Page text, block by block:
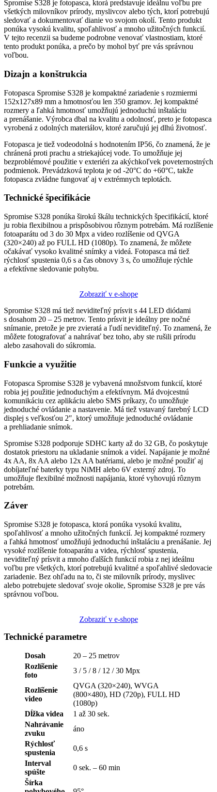
Spromise S328 je fotopasca, ktorá predstavuje ideálnu voľbu pre
všetkých milovníkov prírody, myslivcov alebo tých, ktorí potrebujú
sledovať a dokumentovať dianie vo svojom okolí. Tento produkt
ponúka vysokú kvalitu, spoľahlivosť a mnoho užitočných funkcií.
V tejto recenzii sa budeme podrobne venovať vlastnostiam, ktoré
tento produkt ponúka, a prečo by mohol byť pre vás správnou
voľbou.
Dizajn a konštrukcia
Fotopasca Spromise S328 je kompaktné zariadenie s rozmiermi
152x127x89 mm a hmotnosťou len 350 gramov. Jej kompaktné
rozmery a ľahká hmotnosť umožňujú jednoduchú inštaláciu
a prenášanie. Výrobca dbal na kvalitu a odolnosť, preto je fotopasca
vyrobená z odolných materiálov, ktoré zaručujú jej dlhú životnosť.
Fotopasca je tiež vodeodolná s hodnotením IP56, čo znamená, že je
chránená proti prachu a striekajúcej vode. To umožňuje jej
bezproblémové použitie v exteriéri za akýchkoľvek poveternostných
podmienok. Prevádzková teplota je od -20°C do +60°C, takže
fotopasca zvládne fungovať aj v extrémnych teplotách.
Technické špecifikácie
Spromise S328 ponúka širokú škálu technických špecifikácií, ktoré
ju robia flexibilnou a prispôsobivou rôznym potrebám. Má rozlíšenie
fotoaparátu od 3 do 30 Mpx a video rozlíšenie od QVGA
(320×240) až po FULL HD (1080p). To znamená, že môžete
očakávať vysoko kvalitné snímky a videá. Fotopasca má tiež
rýchlosť spustenia 0,6 s a čas obnovy 3 s, čo umožňuje rýchle
a efektívne sledovanie pohybu.
Zobraziť v e-shope
Spromise S328 má tiež neviditeľný prísvit s 44 LED diódami
s dosahom 20 – 25 metrov. Tento prísvit je ideálny pre nočné
snímanie, pretože je pre zvieratá a ľudí neviditeľný. To znamená, že
môžete fotografovať a nahrávať bez toho, aby ste rušili prírodu
alebo zasahovali do súkromia.
Funkcie a využitie
Fotopasca Spromise S328 je vybavená množstvom funkcií, ktoré
robia jej použitie jednoduchým a efektívnym. Má dvojcestnú
komunikáciu cez aplikáciu alebo SMS príkazy, čo umožňuje
jednoduché ovládanie a nastavenie. Má tiež vstavaný farebný LCD
displej s veľkosťou 2″, ktorý umožňuje jednoduché ovládanie
a prehliadanie snímok.
Spromise S328 podporuje SDHC karty až do 32 GB, čo poskytuje
dostatok priestoru na ukladanie snímok a videí. Napájanie je možné
4x AA, 8x AA alebo 12x AA batériami, alebo je možné použiť aj
dobíjateľné baterky typu NiMH alebo 6V externý zdroj. To
umožňuje flexibilné možnosti napájania, ktoré vyhovujú rôznym
potrebám.
Záver
Spromise S328 je fotopasca, ktorá ponúka vysokú kvalitu,
spoľahlivosť a mnoho užitočných funkcií. Jej kompaktné rozmery
a ľahká hmotnosť umožňujú jednoduchú inštaláciu a prenášanie. Jej
vysoké rozlíšenie fotoaparátu a videa, rýchlosť spustenia,
neviditeľný prísvit a mnoho ďalších funkcií robia z nej ideálnu
voľbu pre všetkých, ktorí potrebujú kvalitné a spoľahlivé sledovacie
zariadenie. Bez ohľadu na to, či ste milovník prírody, myslivec
alebo potrebujete sledovať svoje okolie, Spromise S328 je pre vás
správnou voľbou.
Zobraziť v e-shope
Technické parametre
Dosah
20 – 25 metrov
Rozlíšenie
foto
3 / 5 / 8 / 12 / 30 Mpx
Rozlíšenie
video
QVGA (320×240), WVGA
(800×480), HD (720p), FULL HD
(1080p)
Dĺžka videa
1 až 30 sek.
Nahrávanie
zvuku
áno
Rýchlosť
spustenia
0,6 s
Interval
spúšte
0 sek. – 60 min
Šírka